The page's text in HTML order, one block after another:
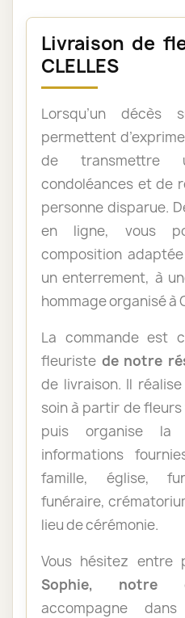
Livraison de
CLELLES
Lorsqu’un décès
permettent
de transmettre
condoléances et de
personne disparue.
en ligne, vous
composition
un enterrement, à
hommage organisé à
La commande est
fleuriste de notre
de livraison. Il
soin à partir de
puis organise la
informations
famille, église,
funéraire,
lieu de cérémonie.
Vous hésitez entre
Sophie, notre
accompagne